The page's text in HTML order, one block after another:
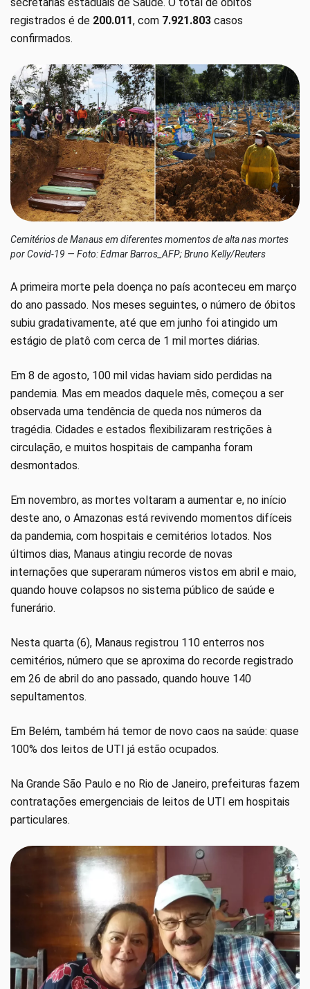
registrados é de 200.011, com 7.921.803 casos
confirmados.
Cemitérios de Manaus em diferentes momentos de alta nas mortes
por Covid-19 — Foto: Edmar Barros_AFP; Bruno Kelly/Reuters
A primeira morte pela doença no país aconteceu em março
do ano passado. Nos meses seguintes, o número de óbitos
subiu gradativamente, até que em junho foi atingido um
estágio de platô com cerca de 1 mil mortes diárias.
Em 8 de agosto, 100 mil vidas haviam sido perdidas na
pandemia. Mas em meados daquele mês, começou a ser
observada uma tendência de queda nos números da
tragédia. Cidades e estados flexibilizaram restrições à
circulação, e muitos hospitais de campanha foram
desmontados.
Em novembro, as mortes voltaram a aumentar e, no início
deste ano, o Amazonas está revivendo momentos difíceis
da pandemia, com hospitais e cemitérios lotados. Nos
últimos dias, Manaus atingiu recorde de novas
internações que superaram números vistos em abril e maio,
quando houve colapsos no sistema público de saúde e
funerário.
Nesta quarta (6), Manaus registrou 110 enterros nos
cemitérios, número que se aproxima do recorde registrado
em 26 de abril do ano passado, quando houve 140
sepultamentos.
Em Belém, também há temor de novo caos na saúde: quase
100% dos leitos de UTI já estão ocupados.
Na Grande São Paulo e no Rio de Janeiro, prefeituras fazem
contratações emergenciais de leitos de UTI em hospitais
particulares.